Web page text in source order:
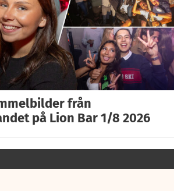
från
på Lion Bar 1/8 2026